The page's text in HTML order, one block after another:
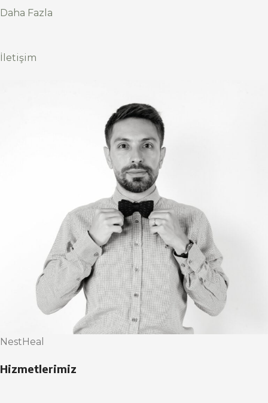
Daha Fazla
İletişim
NestHeal
Hizmetlerimiz